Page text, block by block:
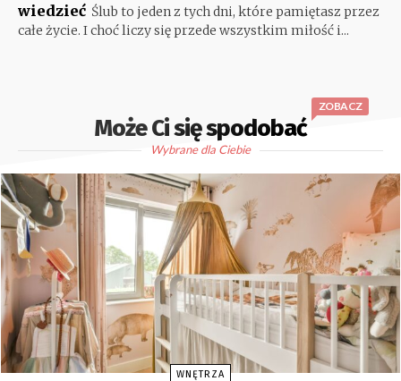
wiedzieć Ślub to jeden z tych dni, które pamiętasz przez
całe życie. I choć liczy się przede wszystkim miłość i...
Może Ci się spodobać
ZOBACZ
Wybrane dla Ciebie
WNĘTRZA